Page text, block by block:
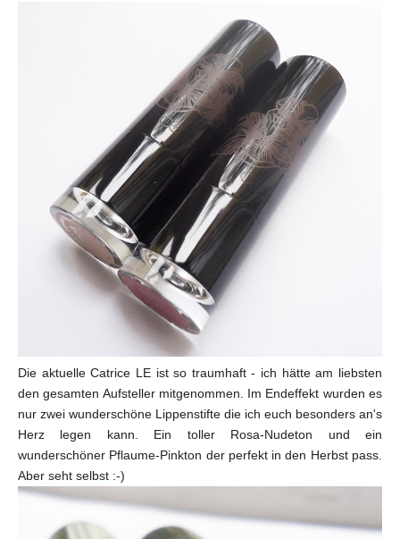
Die aktuelle Catrice LE ist so traumhaft - ich hätte am liebsten
den gesamten Aufsteller mitgenommen. Im Endeffekt wurden es
nur zwei wunderschöne Lippenstifte die ich euch besonders an's
Herz legen kann. Ein toller Rosa-Nudeton und ein
wunderschöner Pflaume-Pinkton der perfekt in den Herbst pass.
Aber seht selbst :-)